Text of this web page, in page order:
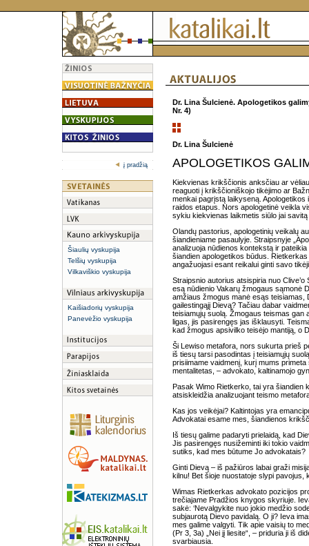
į pradžią
Šiaulių vyskupija
Telšių vyskupija
Vilkaviškio vyskupija
Kaišiadorių vyskupija
Panevėžio vyskupija
Dr. Lina Šulcienė. Apologetikos
Nr. 4)
Dr. Lina Šulcienė
APOLOGETIKOS
Kiekvienas krikščionis anksčiau ar
reaguoti į krikščioniškojo tikėjimo ar
menkai pagrįstą laikyseną.
raidos etapus. Nors apologetinė veikla
sykiu kiekvienas laikmetis siūlo jai
Olandų pastorius, apologetinių veikalų
šiandieniame pasaulyje. Straipsnyje
analizuoja nūdienos kontekstą ir
šiandien apologetikos būdus.
angažuojasi esant reikalui ginti savo
Straipsnio autorius atsispiria nuo
esą nūdienio Vakarų žmogaus sąmonė
amžiaus žmogus manė esąs teisiamas,
gailestingąjį Dievą? Tačiau dabar
teisiamųjų suolą. Žmogaus teismas
ligas, jis pasirengęs jas išklausyti.
kad žmogus apsivilko teisėjo mantiją, o
Ši Lewiso metafora, nors sukurta prieš
iš tiesų tarsi pasodintas į teisiamųjų
prisiimame vaidmenį, kurį mums
mentalitetas, – advokato, kaltinamojo
Pasak Wimo Rietkerko, tai yra šiandien
atsiskleidžia analizuojant teismo
Kas jos veikėjai? Kaltintojas yra
Advokatai esame mes, šiandienos
Iš tiesų galime padaryti prielaidą, kad
Jis pasirengęs nusižeminti iki tokio
sutiks, kad mes būtume Jo advokatais?
Ginti Dievą – iš pažiūros labai graži
kilnu! Bet šioje nuostatoje slypi pavojus,
Wimas Rietkerkas advokato pozicijos
trečiajame Pradžios knygos skyriuje.
sakė: ‘Nevalgykite nuo jokio medžio
subjaurotą Dievo pavidalą. O ji? Ieva
mes galime valgyti. Tik apie vaisių to
(Pr 3, 3a) „Nei jį liesite“, – priduria ji iš
svarbiausia.